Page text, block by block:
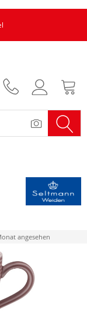
angesehen